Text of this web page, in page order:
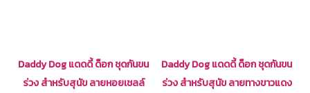
Daddy Dog แดดดี้ ด็อก ชุดกันขน
ร่วง สำหรับสุนัข ลายหอยเชลล์
Daddy Dog แดดดี้ ด็อก ชุดกันขน
ร่วง สำหรับสุนัข ลายทางขาวแดง